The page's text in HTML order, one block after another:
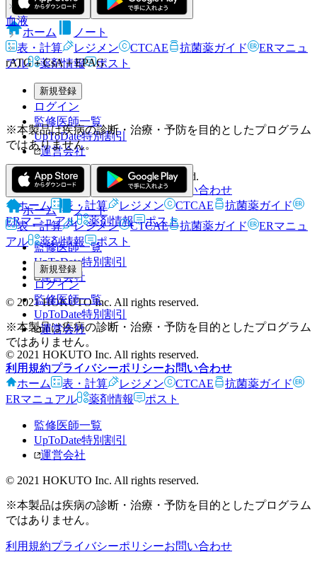
血液
rATG＋CsA＋EPAG
※本製品は疾病の診断・治療・予防を目的としたプログラム
ではありません。
ホーム
ノート
表・計算
レジメン CTCAE 抗菌薬ガイド
ERマニュ
アル
薬剤情報 ポスト
新規登録
ログイン
監修医師一覧
UpToDate特別割引
運営会社
© 2021 HOKUTO Inc. All rights reserved.
利用規約プライバシーポリシーお問い合わせ
ホーム
表・計算 レジメン CTCAE
抗菌薬ガイド
ERマニュアル
薬剤情報 ポスト
監修医師一覧
UpToDate特別割引
運営会社
© 2021 HOKUTO Inc. All rights reserved.
※本製品は疾病の診断・治療・予防を目的としたプログラム
ではありません。
利用規約プライバシーポリシーお問い合わせ
ホーム
ノート
表・計算
レジメン CTCAE 抗菌薬ガイド
ERマニュ
アル
薬剤情報 ポスト
新規登録
ログイン
監修医師一覧
UpToDate特別割引
運営会社
© 2021 HOKUTO Inc. All rights reserved.
利用規約プライバシーポリシーお問い合わせ
ホーム
表・計算 レジメン CTCAE
抗菌薬ガイド
ERマニュアル
薬剤情報 ポスト
監修医師一覧
UpToDate特別割引
運営会社
© 2021 HOKUTO Inc. All rights reserved.
※本製品は疾病の診断・治療・予防を目的としたプログラム
ではありません。
利用規約プライバシーポリシーお問い合わせ